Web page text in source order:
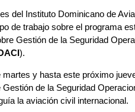
del Instituto Dominicano de
de trabajo sobre el programa
Gestión de la Seguridad
).
martes y hasta este próximo
de la Seguridad
la aviación civil internacional.